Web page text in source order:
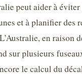
peut aider à éviter
et à planifier des
en raison
sur plusieurs
le calcul du